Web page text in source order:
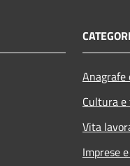
Cultura
Vita
Imprese